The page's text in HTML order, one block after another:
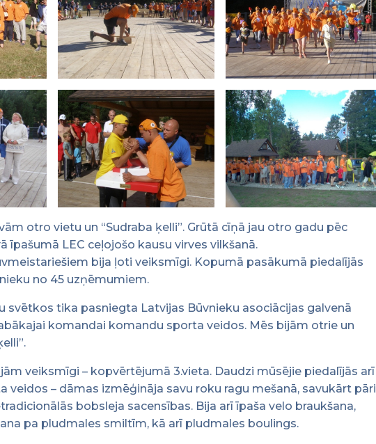
otro vietu un “Sudraba ķelli”. Grūtā cīņā jau otro gadu pēc
īpašumā LEC ceļojošo kausu virves vilkšanā.
bija ļoti veiksmīgi. Kopumā pasākumā piedalījās
no 45 uzņēmumiem.
svētkos tika pasniegta Latvijas Būvnieku asociācijas galvenā
komandai komandu sporta veidos. Mēs bijām otrie un
veiksmīgi – kopvērtējumā 3.vieta. Daudzi mūsējie piedalījās arī
veidos – dāmas izmēģināja savu roku ragu mešanā, savukārt pāri
bobsleja sacensības. Bija arī īpaša velo braukšana,
pa pludmales smiltīm, kā arī pludmales boulings.